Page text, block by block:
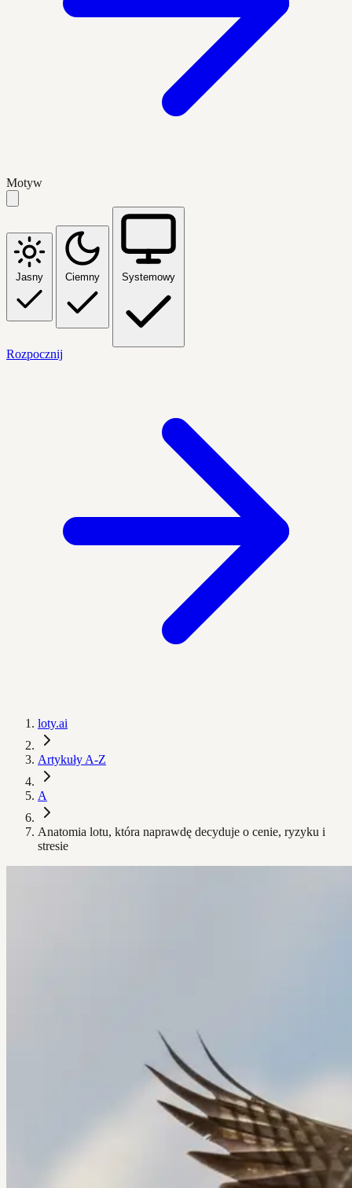
Motyw
Jasny Ciemny Systemowy
Rozpocznij
loty.ai
Artykuły A-Z
A
Anatomia lotu, która naprawdę decyduje o cenie, ryzyku i
stresie